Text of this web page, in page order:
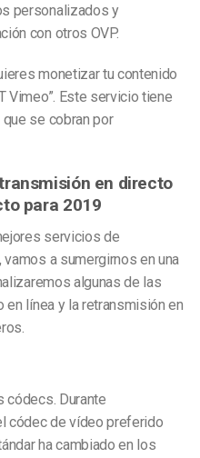
personalizados y
con otros OVP.
monetizar tu contenido
Vimeo”. Este servicio tiene
se cobran por
en directo
para 2019
servicios de
a sumergirnos en una
algunas de las
línea y la retransmisión en
códecs. Durante
códec de vídeo preferido
ha cambiado en los